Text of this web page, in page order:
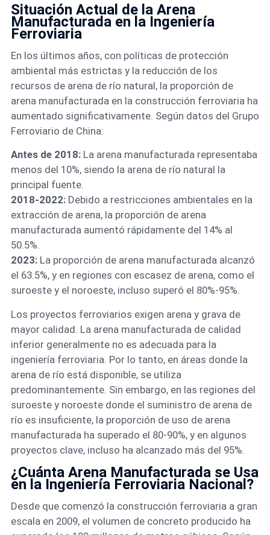
Situación Actual de la Arena
Manufacturada en la Ingeniería
Ferroviaria
En los últimos años, con políticas de protección
ambiental más estrictas y la reducción de los
recursos de arena de río natural, la proporción de
arena manufacturada en la construcción ferroviaria ha
aumentado significativamente. Según datos del Grupo
Ferroviario de China:
Antes de 2018:La arena manufacturada representaba
menos del 10%, siendo la arena de río natural la
principal fuente.
2018-2022:Debido a restricciones ambientales en la
extracción de arena, la proporción de arena
manufacturada aumentó rápidamente del 14% al
50.5%.
2023:La proporción de arena manufacturada alcanzó
el 63.5%, y en regiones con escasez de arena, como el
suroeste y el noroeste, incluso superó el 80%-95%.
Los proyectos ferroviarios exigen arena y grava de
mayor calidad. La arena manufacturada de calidad
inferior generalmente no es adecuada para la
ingeniería ferroviaria. Por lo tanto, en áreas donde la
arena de río está disponible, se utiliza
predominantemente. Sin embargo, en las regiones del
suroeste y noroeste donde el suministro de arena de
río es insuficiente, la proporción de uso de arena
manufacturada ha superado el 80-90%, y en algunos
proyectos clave, incluso ha alcanzado más del 95%.
¿Cuánta Arena Manufacturada se Usa
en la Ingeniería Ferroviaria Nacional?
Desde que comenzó la construcción ferroviaria a gran
escala en 2009, el volumen de concreto producido ha